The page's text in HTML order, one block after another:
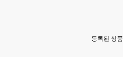
등록된 상